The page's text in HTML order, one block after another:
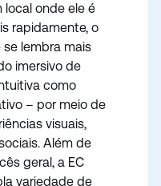
local onde ele é
rapidamente, o
lembra mais
imersivo de
como
– por meio de
visuais,
Além de
geral, a EC
variedade de